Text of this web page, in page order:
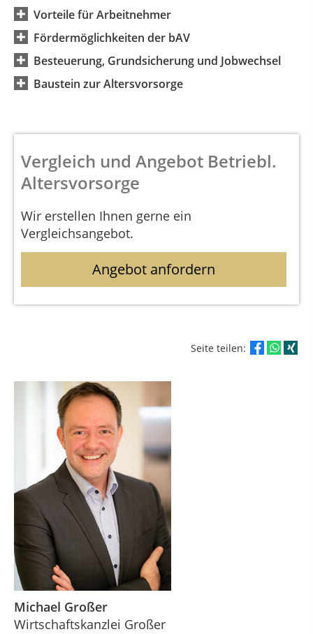
Vorteile für Arbeitnehmer
Fördermöglichkeiten der bAV
Besteuerung, Grundsicherung und Jobwechsel
Baustein zur Altersvorsorge
Vergleich und Angebot Betriebl.
Altersvorsorge
Wir erstellen Ihnen gerne ein
Vergleichsangebot.
Angebot anfordern
Seite teilen:
Michael Großer
Wirtschaftskanzlei Großer